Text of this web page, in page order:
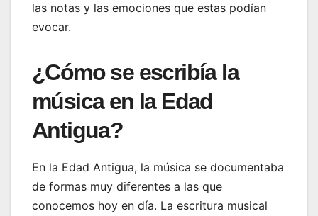
las notas y las emociones que estas podían
evocar.
¿Cómo se escribía la
música en la Edad
Antigua?
En la Edad Antigua, la música se documentaba
de formas muy diferentes a las que
conocemos hoy en día. La escritura musical